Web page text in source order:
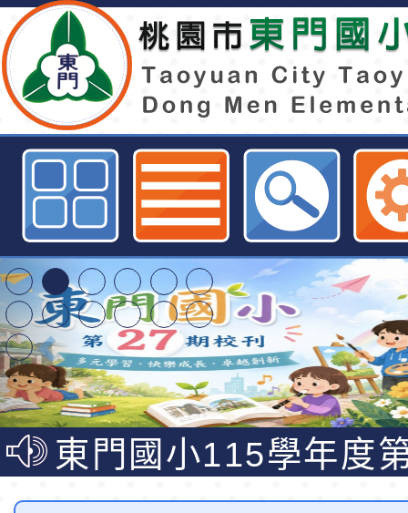
檢送辦理111年「水域活動研習會
門國小全球資訊網
桃園市116學年度國
資賦優異學生入學前
東門國小115學年度
梯特教代課教師甄選
公告(尚有缺額)
東門國小115學年度
梯特教代理教師甄選
特殊教育學生及幼兒